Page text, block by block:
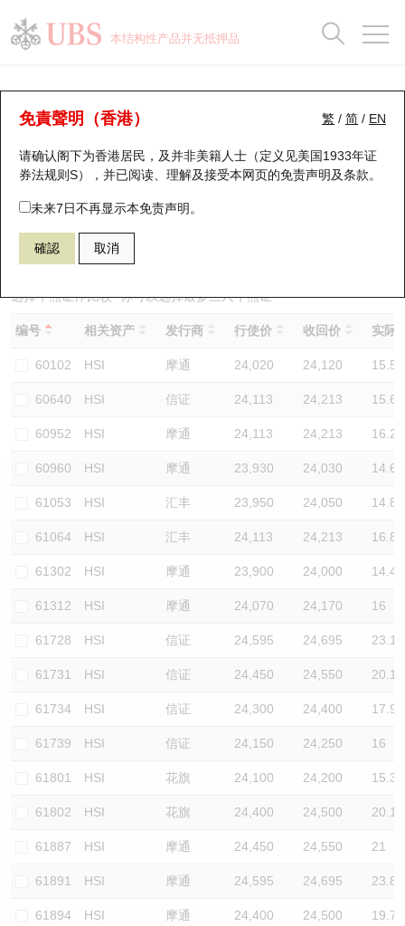
本结构性产品并无抵押品
繁 / 简 / EN
免責聲明（香港）
请确认阁下为香港居民，及并非美籍人士（定义见美国1933年证
券法规则S），并已阅读、理解及接受本网页的免责声明及条款。
未来7日不再显示本免责声明。
確認 取消
牛熊证分析仪
表现 街货统计 比较
67438 瑞银牛证 HSI 恒生指数
选择牛熊证作比较 *你可以选择最多三只牛熊证
编号 相关资产 发行商 行使价 收回价 实际
60102 HSI 摩通 24,020 24,120 15.5
60640 HSI 信证 24,113 24,213 15.6
60952 HSI 摩通 24,113 24,213 16.2
60960 HSI 摩通 23,930 24,030 14.6
61053 HSI 汇丰 23,950 24,050 14.8
61064 HSI 汇丰 24,113 24,213 16.8
61302 HSI 摩通 23,900 24,000 14.4
61312 HSI 摩通 24,070 24,170 16
61728 HSI 信证 24,595 24,695 23.1
61731 HSI 信证 24,450 24,550 20.1
61734 HSI 信证 24,300 24,400 17.9
61739 HSI 信证 24,150 24,250 16
61801 HSI 花旗 24,100 24,200 15.3
61802 HSI 花旗 24,400 24,500 20.1
61887 HSI 摩通 24,450 24,550 21
61891 HSI 摩通 24,595 24,695 23.8
61894 HSI 摩通 24,400 24,500 19.7
瑞银认股证一览
新发行瑞银认股证
即将到期认股证
认股证到期结算价查找
认股证分析仪
认股证速算机
认股证/牛熊证日志
认股证文件及公告
街货统计
比较
牛熊全景快搜
牛熊证搜寻
牛熊证街货分布图
正股牛熊证列表
新发行瑞银牛熊证
已收回牛熊证剩余价值
牛熊证到期结算价查找
牛熊证分析仪
牛熊证文件及公告
牛熊证文件及公告 (瑞信)
街货统计
比较
十大升幅/跌幅
十大认股证成交分布
十天股证占大市成交
资金流
街货统计
三十大平均引伸波幅
正股分析仪
二十大活跃股份
恒指成份股
国指成份股
科指成份股
相关资产沽空
中资ETFs溢价比较
AH 股价对照
ADR
收市竞价变化
持股比重
显示所有持股比重
每月轮证大市专题
轮证专栏
讲座及教育短片
认股证投资者教育
牛熊证投资者教育
认股证牛熊证常问问题